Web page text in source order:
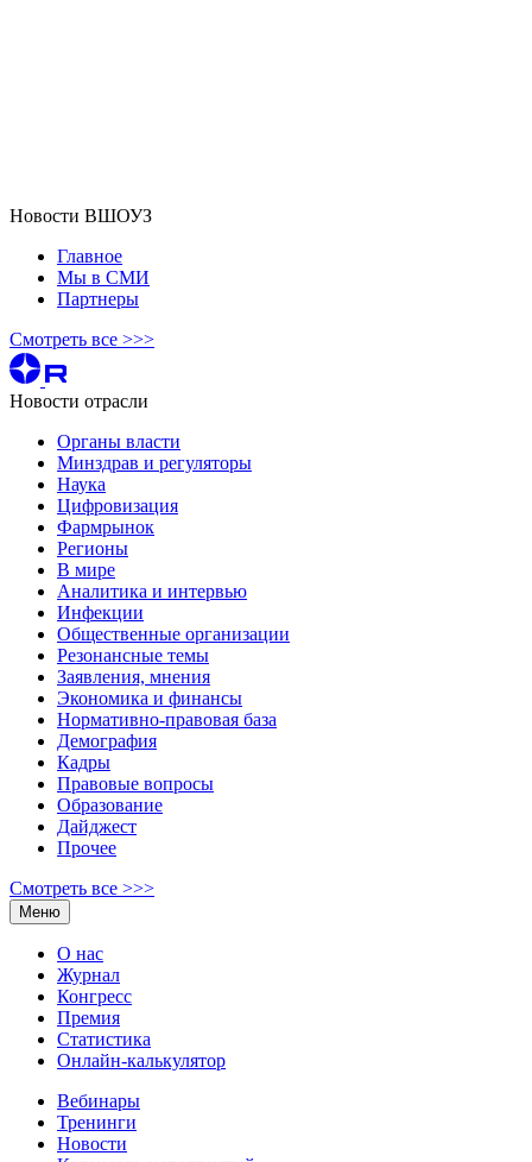
Новости ВШОУЗ
Главное
Мы в СМИ
Партнеры
Смотреть все >>>
Новости отрасли
Органы власти
Минздрав и регуляторы
Наука
Цифровизация
Фармрынок
Регионы
В мире
Аналитика и интервью
Инфекции
Общественные организации
Резонансные темы
Заявления, мнения
Экономика и финансы
Нормативно-правовая база
Демография
Кадры
Правовые вопросы
Образование
Дайджест
Прочее
Смотреть все >>>
Меню
О нас
Журнал
Конгресс
Премия
Статистика
Онлайн-калькулятор
Вебинары
Тренинги
Новости